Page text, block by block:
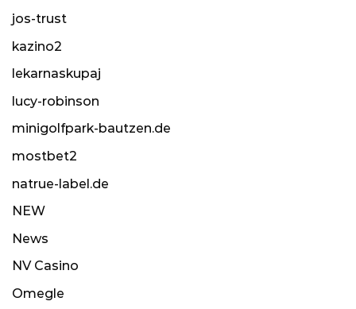
jos-trust
kazino2
lekarnaskupaj
lucy-robinson
minigolfpark-bautzen.de
mostbet2
natrue-label.de
NEW
News
NV Casino
Omegle